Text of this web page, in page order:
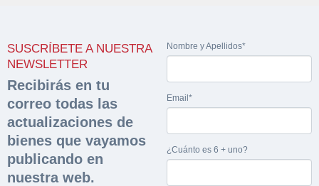
SUSCRÍBETE A NUESTRA
NEWSLETTER
Recibirás en tu
correo todas las
actualizaciones de
bienes que vayamos
publicando en
nuestra web.
Nombre y Apellidos*
Email*
¿Cuánto es 6 + uno?
Teléfono*
¿Cuánto es 5 + uno?
Acepto laPolítica de Privacidad.
Importe en €*
¿Cuánto es 2 + uno?
Acepto la Política de Privacidad y las Condiciones de Uso.
Antes de enviar lee las
Condiciones de Usoy laPolítica de Privacidad
continuación confirma que estás de acuerdo con ambas.
Equipamiento
CONTACTO
926 25 08 86